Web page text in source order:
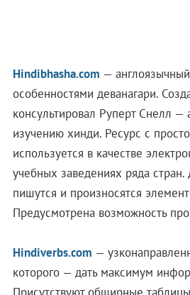
Hindibhasha.com —
особенностями деванагари.
консультировал Руперт Снелл —
изучению хинди. Ресурс с
используется в качестве
учебных заведениях ряда стран.
пишутся и произносятся
Предусмотрена возможность
Hindiverbs.com —
которого — дать максимум